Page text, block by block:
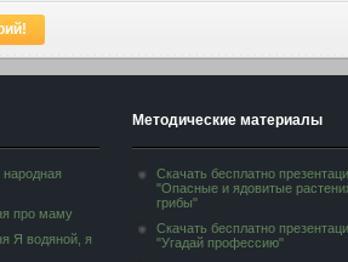
народная
про маму
Я водяной, я
Методические материалы
Скачать бесплатно
"Опасные и ядовитые
грибы"
Скачать бесплатно
"Угадай профессию"